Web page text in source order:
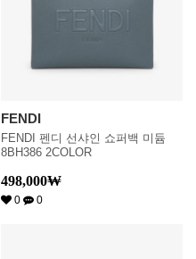
FENDI
FENDI 펜디 선샤인 쇼퍼백 미듐
8BH386 2COLOR
498,000₩
0 0